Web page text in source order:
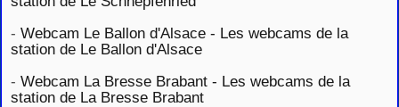
- Webcam Le Ballon d'Alsace - Les webcams de la
station de Le Ballon d'Alsace
- Webcam La Bresse Brabant - Les webcams de la
station de La Bresse Brabant